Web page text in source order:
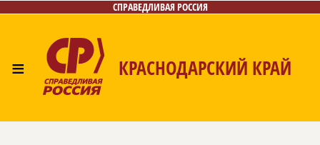
СПРАВЕДЛИВАЯ РОССИЯ
≡ КРАСНОДАРСКИЙ КРАЙ